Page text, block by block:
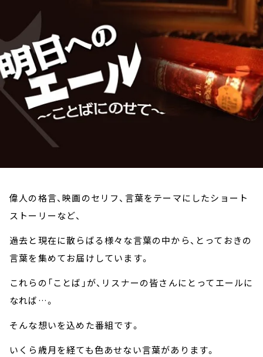
イベント・グッズ
会社情報
偉人の格言、映画のセリフ、言葉をテーマにしたショート
ストーリーなど、
過去と現在に散らばる様々な言葉の中から、とっておきの
言葉を集めてお届けしています。
これらの「ことば」が、リスナーの皆さんにとってエールに
なれば…。
そんな想いを込めた番組です。
いくら歳月を経ても色あせない言葉があります。